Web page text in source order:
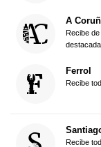
A
Recibe
Ferrol
Recibe
Recibe